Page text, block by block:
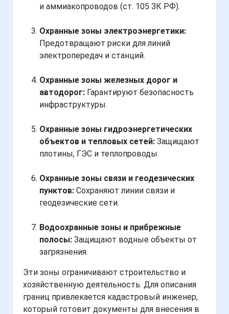
и аммиакопроводов (ст. 105 ЗК РФ).
Охранные зоны электроэнергетики:
Предотвращают риски для линий
электропередач и станций.
Охранные зоны железных дорог и
автодорог: Гарантируют безопасность
инфраструктуры.
Охранные зоны гидроэнергетических
объектов и тепловых сетей: Защищают
плотины, ГЭС и теплопроводы.
Охранные зоны связи и геодезических
пунктов: Сохраняют линии связи и
геодезические сети.
Водоохранные зоны и прибрежные
полосы: Защищают водные объекты от
загрязнения.
Эти зоны ограничивают строительство и
хозяйственную деятельность. Для описания
границ привлекается кадастровый инженер,
который готовит документы для внесения в